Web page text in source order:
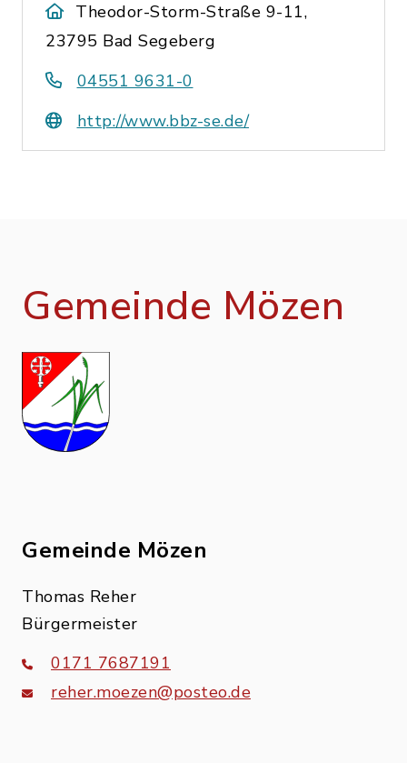
Theodor-Storm-Straße 9-11,
23795 Bad Segeberg
04551 9631-0
http://www.bbz-se.de/
Gemeinde Mözen
Gemeinde Mözen
Thomas Reher
Bürgermeister
0171 7687191
reher.moezen@posteo.de